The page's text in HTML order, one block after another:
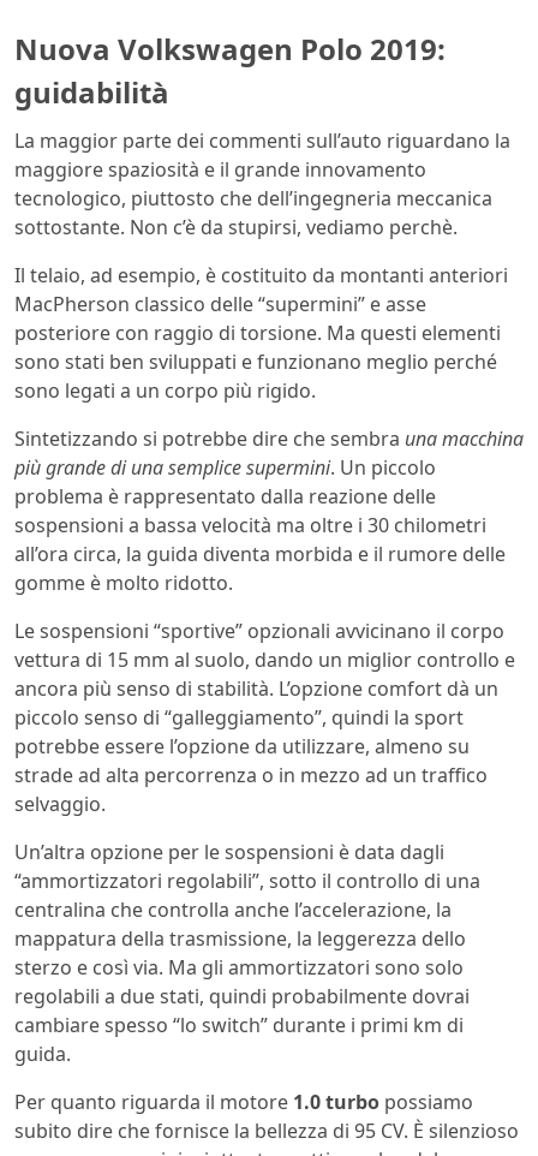
Nuova Volkswagen Polo 2019:
guidabilità
La maggior parte dei commenti sull’auto riguardano la
maggiore spaziosità e il grande innovamento
tecnologico, piuttosto che dell’ingegneria meccanica
sottostante. Non c’è da stupirsi, vediamo perchè.
Il telaio, ad esempio, è costituito da montanti anteriori
MacPherson classico delle “supermini” e asse
posteriore con raggio di torsione. Ma questi elementi
sono stati ben sviluppati e funzionano meglio perché
sono legati a un corpo più rigido.
Sintetizzando si potrebbe dire che sembra una macchina
più grande di una semplice supermini. Un piccolo
problema è rappresentato dalla reazione delle
sospensioni a bassa velocità ma oltre i 30 chilometri
all’ora circa, la guida diventa morbida e il rumore delle
gomme è molto ridotto.
Le sospensioni “sportive” opzionali avvicinano il corpo
vettura di 15 mm al suolo, dando un miglior controllo e
ancora più senso di stabilità. L’opzione comfort dà un
piccolo senso di “galleggiamento”, quindi la sport
potrebbe essere l’opzione da utilizzare, almeno su
strade ad alta percorrenza o in mezzo ad un traffico
selvaggio.
Un’altra opzione per le sospensioni è data dagli
“ammortizzatori regolabili”, sotto il controllo di una
centralina che controlla anche l’accelerazione, la
mappatura della trasmissione, la leggerezza dello
sterzo e così via. Ma gli ammortizzatori sono solo
regolabili a due stati, quindi probabilmente dovrai
cambiare spesso “lo switch” durante i primi km di
guida.
Per quanto riguarda il motore 1.0 turbo possiamo
subito dire che fornisce la bellezza di 95 CV. È silenzioso